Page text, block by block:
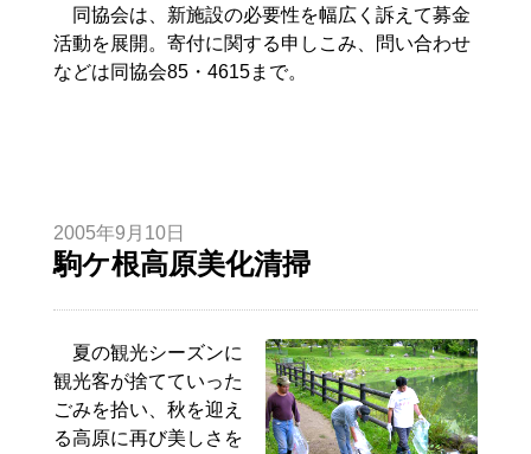
同協会は、新施設の必要性を幅広く訴えて募金
活動を展開。寄付に関する申しこみ、問い合わせ
などは同協会85・4615まで。
2005年9月10日
駒ケ根高原美化清掃
夏の観光シーズンに
観光客が捨てていった
ごみを拾い、秋を迎え
る高原に再び美しさを